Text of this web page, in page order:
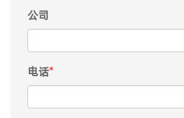
公司
电话*